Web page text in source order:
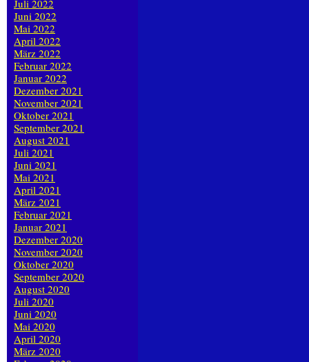
Juli 2022
Juni 2022
Mai 2022
April 2022
März 2022
Februar 2022
Januar 2022
Dezember 2021
November 2021
Oktober 2021
September 2021
August 2021
Juli 2021
Juni 2021
Mai 2021
April 2021
März 2021
Februar 2021
Januar 2021
Dezember 2020
November 2020
Oktober 2020
September 2020
August 2020
Juli 2020
Juni 2020
Mai 2020
April 2020
März 2020